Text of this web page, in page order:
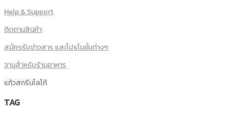
Help & Support
ติดตามสินค้า
สมัครรับข่าวสาร และโปรโมชั่นต่างๆ
จานสำหรับร้านอาหาร
แก้วสกรีนโลโก้
TAG